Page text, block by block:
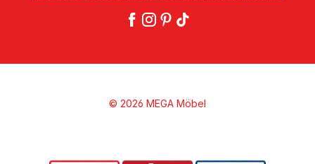
© 2026 MEGA Möbel